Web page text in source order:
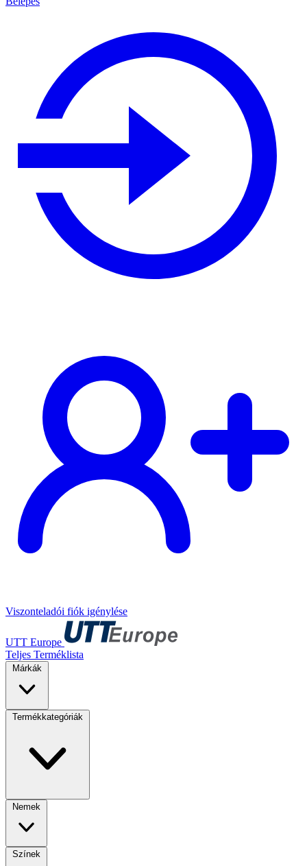
Viszonteladói fiók igénylése
UTT Europe
Teljes Terméklista
Márkák
Termékkategóriák
Nemek
Színek